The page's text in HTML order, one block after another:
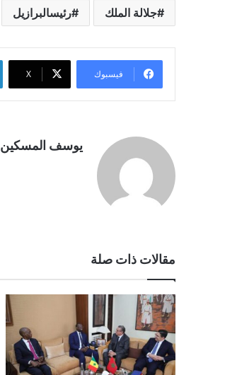
جلالة الملك رئيسالبرازيل
فيسبوك ‫X
يوسف المسكين
مقالات ذات صلة